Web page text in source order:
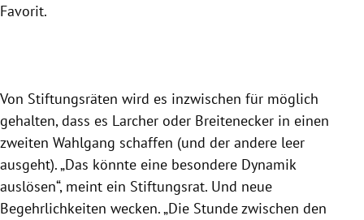
Favorit.
Von Stiftungsräten wird es inzwischen für möglich
gehalten, dass es Larcher oder Breitenecker in einen
zweiten Wahlgang schaffen (und der andere leer
ausgeht). „Das könnte eine besondere Dynamik
auslösen“, meint ein Stiftungsrat. Und neue
Begehrlichkeiten wecken. „Die Stunde zwischen den